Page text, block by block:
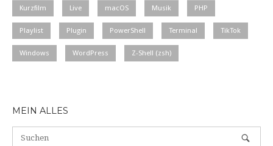
Kurzfilm Live macOS Musik PHP
Playlist Plugin PowerShell Terminal TikTok
Windows WordPress Z-Shell (zsh)
MEIN ALLES